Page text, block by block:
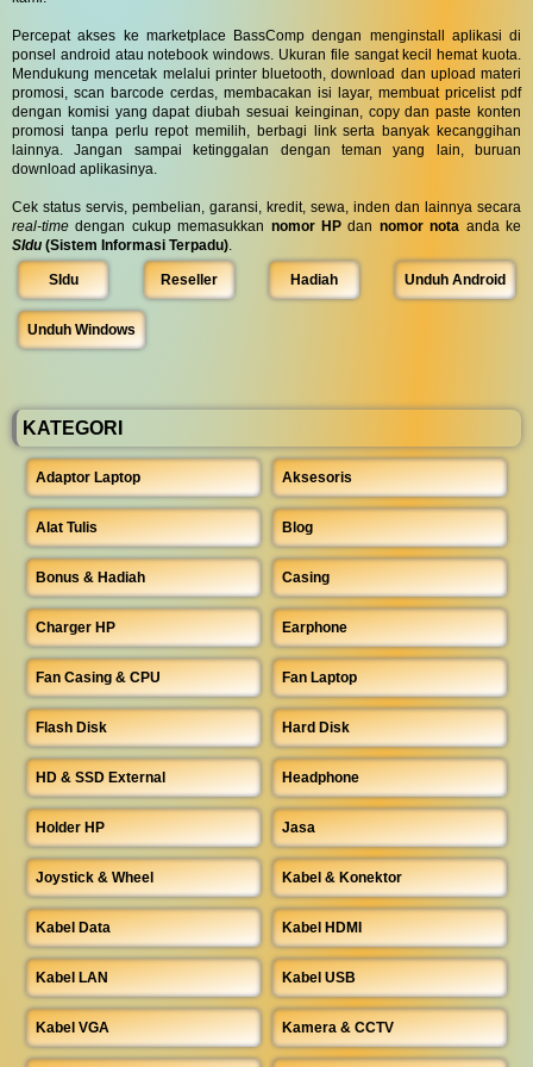
Percepat akses ke marketplace BassComp dengan menginstall aplikasi di
ponsel android atau notebook windows. Ukuran file sangat kecil hemat kuota.
Mendukung mencetak melalui printer bluetooth, download dan upload materi
promosi, scan barcode cerdas, membacakan isi layar, membuat pricelist pdf
dengan komisi yang dapat diubah sesuai keinginan, copy dan paste konten
promosi tanpa perlu repot memilih, berbagi link serta banyak kecanggihan
lainnya. Jangan sampai ketinggalan dengan teman yang lain, buruan
download aplikasinya.
Cek status servis, pembelian, garansi, kredit, sewa, inden dan lainnya secara
real-time dengan cukup memasukkan nomor HP dan nomor nota anda ke
SIdu (Sistem Informasi Terpadu)
SIdu Reseller Hadiah Unduh Android
Unduh Windows
KATEGORI
Adaptor Laptop Aksesoris
Alat Tulis Blog
Bonus & Hadiah Casing
Charger HP Earphone
Fan Casing & CPU Fan Laptop
Flash Disk Hard Disk
HD & SSD External Headphone
Holder HP Jasa
Joystick & Wheel Kabel & Konektor
Kabel Data Kabel HDMI
Kabel LAN Kabel USB
Kabel VGA Kamera & CCTV